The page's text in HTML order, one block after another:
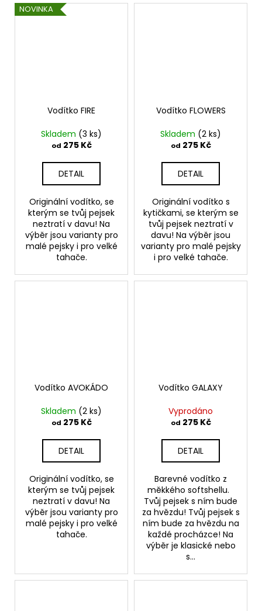
NOVINKA
Vodítko FIRE
Skladem (3 ks)
od 275 Kč
DETAIL
Originální vodítko, se
kterým se tvůj pejsek
neztratí v davu! Na
výběr jsou varianty pro
malé pejsky i pro velké
tahače.
Vodítko FLOWERS
Skladem (2 ks)
od 275 Kč
DETAIL
Originální vodítko s
kytičkami, se kterým se
tvůj pejsek neztratí v
davu! Na výběr jsou
varianty pro malé pejsky
i pro velké tahače.
Vodítko AVOKÁDO
Skladem (2 ks)
od 275 Kč
DETAIL
Originální vodítko, se
kterým se tvůj pejsek
neztratí v davu! Na
výběr jsou varianty pro
malé pejsky i pro velké
tahače.
Vodítko GALAXY
Vyprodáno
od 275 Kč
DETAIL
Barevné vodítko z
měkkého softshellu.
Tvůj pejsek s ním bude
za hvězdu! Tvůj pejsek s
ním bude za hvězdu na
každé procházce! Na
výběr je klasické nebo
s...